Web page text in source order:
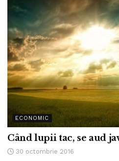
ECONOMIC
Când lupii tac, se aud
30 octombrie 2016